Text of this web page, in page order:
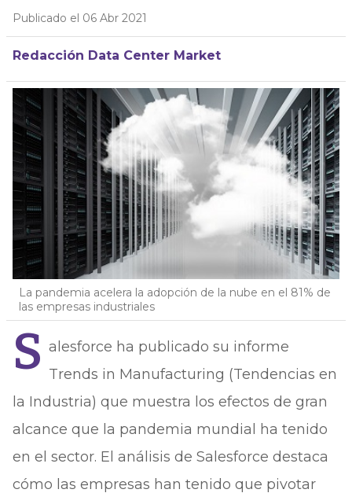
Publicado el 06 Abr 2021
Redacción Data Center Market
La pandemia acelera la adopción de la nube en el 81% de
las empresas industriales
S alesforce ha publicado su informe
Trends in Manufacturing (Tendencias en
la Industria) que muestra los efectos de gran
alcance que la pandemia mundial ha tenido
en el sector. El análisis de Salesforce destaca
cómo las empresas han tenido que pivotar